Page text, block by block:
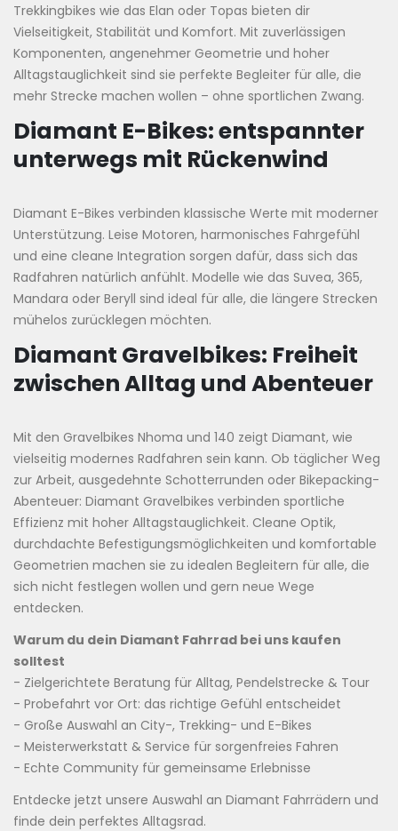
Trekkingbikes wie das Elan oder Topas bieten dir
Vielseitigkeit, Stabilität und Komfort. Mit zuverlässigen
Komponenten, angenehmer Geometrie und hoher
Alltagstauglichkeit sind sie perfekte Begleiter für alle, die
mehr Strecke machen wollen – ohne sportlichen Zwang.
Diamant E-Bikes: entspannter
unterwegs mit Rückenwind
Diamant E-Bikes verbinden klassische Werte mit moderner
Unterstützung. Leise Motoren, harmonisches Fahrgefühl
und eine cleane Integration sorgen dafür, dass sich das
Radfahren natürlich anfühlt. Modelle wie das Suvea, 365,
Mandara oder Beryll sind ideal für alle, die längere Strecken
mühelos zurücklegen möchten.
Diamant Gravelbikes: Freiheit
zwischen Alltag und Abenteuer
Mit den Gravelbikes Nhoma und 140 zeigt Diamant, wie
vielseitig modernes Radfahren sein kann. Ob täglicher Weg
zur Arbeit, ausgedehnte Schotterrunden oder Bikepacking-
Abenteuer: Diamant Gravelbikes verbinden sportliche
Effizienz mit hoher Alltagstauglichkeit. Cleane Optik,
durchdachte Befestigungsmöglichkeiten und komfortable
Geometrien machen sie zu idealen Begleitern für alle, die
sich nicht festlegen wollen und gern neue Wege
entdecken.
Warum du dein Diamant Fahrrad bei uns kaufen
solltest
- Zielgerichtete Beratung für Alltag, Pendelstrecke & Tour
- Probefahrt vor Ort: das richtige Gefühl entscheidet
- Große Auswahl an City-, Trekking- und E-Bikes
- Meisterwerkstatt & Service für sorgenfreies Fahren
- Echte Community für gemeinsame Erlebnisse
Entdecke jetzt unsere Auswahl an Diamant Fahrrädern und
finde dein perfektes Alltagsrad.